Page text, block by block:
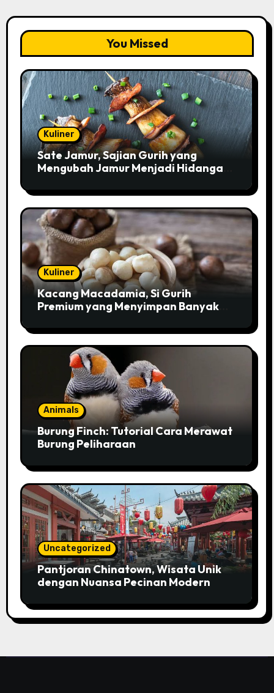
You Missed
Kuliner
Sate Jamur, Sajian Gurih yang
Mengubah Jamur Menjadi Hidangan
Kuliner
Kacang Macadamia, Si Gurih
Premium yang Menyimpan Banyak
Animals
Burung Finch: Tutorial Cara Merawat
Burung Peliharaan
Uncategorized
Pantjoran Chinatown, Wisata Unik
dengan Nuansa Pecinan Modern